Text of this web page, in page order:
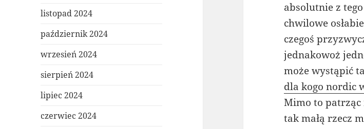
listopad 2024
październik 2024
wrzesień 2024
sierpień 2024
lipiec 2024
czerwiec 2024
absolutnie z
chwilowe
czegoś
jednakowoż
może wystąpić
dla kogo nordic
Mimo to
tak małą rzecz